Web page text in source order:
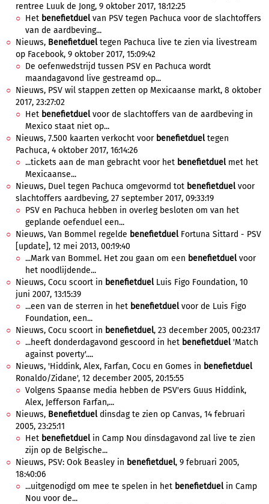
rentree Luuk de Jong, 9 oktober 2017, 18:12:25
Het benefietduelvan PSV tegen Pachuca voor de slachtoffers
van de aardbeving...
Nieuws, Benefietdueltegen Pachuca live te zien via livestream
op Facebook, 9 oktober 2017, 15:09:42
De oefenwedstrijd tussen PSV en Pachuca wordt
maandagavond live gestreamd op...
Nieuws, PSV wil stappen zetten op Mexicaanse markt, 8 oktober
2017, 23:27:02
Het benefietduelvoor de slachtoffers van de aardbeving in
Mexico staat niet op...
Nieuws, 7.500 kaarten verkocht voor benefietdueltegen
Pachuca, 4 oktober 2017, 16:14:26
...tickets aan de man gebracht voor het benefietduelmet het
Mexicaanse...
Nieuws, Duel tegen Pachuca omgevormd tot benefietduelvoor
slachtoffers aardbeving, 27 september 2017, 09:33:19
PSV en Pachuca hebben in overleg besloten om van het
geplande oefenduel een...
Nieuws, Van Bommel regelde benefietduelFortuna Sittard - PSV
[update], 12 mei 2013, 00:19:40
...Mark van Bommel. Het zou gaan om een benefietduelvoor
het noodlijdende...
Nieuws, Cocu scoort in benefietduelLuis Figo Foundation, 10
juni 2007, 13:15:39
...een van de sterren in het benefietduelvoor de Luis Figo
Foundation, een...
Nieuws, Cocu scoort in benefietduel, 23 december 2005, 00:23:17
...heeft donderdagavond gescoord in het benefietduel'Match
against poverty'....
Nieuws, 'Hiddink, Alex, Farfan, Cocu en Gomes in benefietduel
Ronaldo/Zidane', 12 december 2005, 20:15:55
Volgens Spaanse media hebben de PSV'ers Guus Hiddink,
Alex, Jefferson Farfan,...
Nieuws, Benefietdueldinsdag te zien op Canvas, 14 februari
2005, 23:25:11
Het benefietduelin Camp Nou dinsdagavond zal live te zien
zijn op de Belgische...
Nieuws, PSV: Ook Beasley in benefietduel, 9 februari 2005,
18:40:06
...uitgenodigd om mee te spelen in het benefietduelin Camp
Nou voor de...